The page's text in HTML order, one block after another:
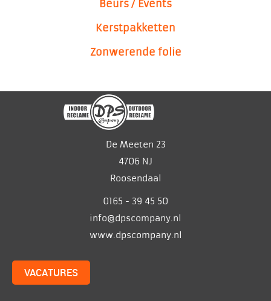
Beurs / Events
Kerstpakketten
Zonwerende folie
De Meeten 23
4706 NJ
Roosendaal
0165 - 39 45 50
info@dpscompany.nl
www.dpscompany.nl
VACATURES